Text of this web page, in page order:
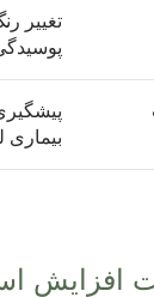
تغییر
بیماری
افزایش